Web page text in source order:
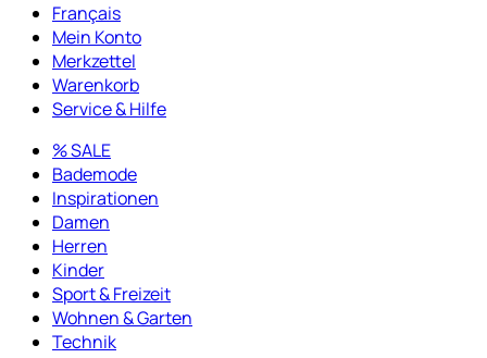
Français
Mein Konto
Merkzettel
Warenkorb
Service & Hilfe
% SALE
Bademode
Inspirationen
Damen
Herren
Kinder
Sport & Freizeit
Wohnen & Garten
Technik